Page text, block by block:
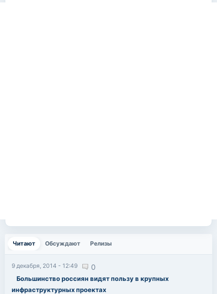
Читают
(активная вкладка)
Обсуждают Релизы
9 декабря, 2014 - 12:49 0
Большинство россиян видят пользу в крупных
инфраструктурных проектах